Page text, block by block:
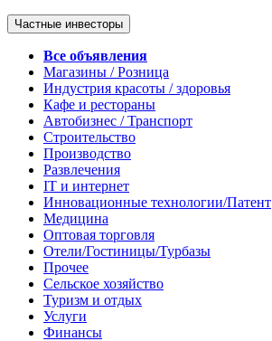
Частные инвесторы
Все объявления
Магазины / Розница
Индустрия красоты / здоровья
Кафе и рестораны
Автобизнес / Транспорт
Строительство
Производство
Развлечения
IT и интернет
Инновационные технологии/Патент
Медицина
Оптовая торговля
Отели/Гостиницы/Турбазы
Прочее
Сельское хозяйство
Туризм и отдых
Услуги
Финансы